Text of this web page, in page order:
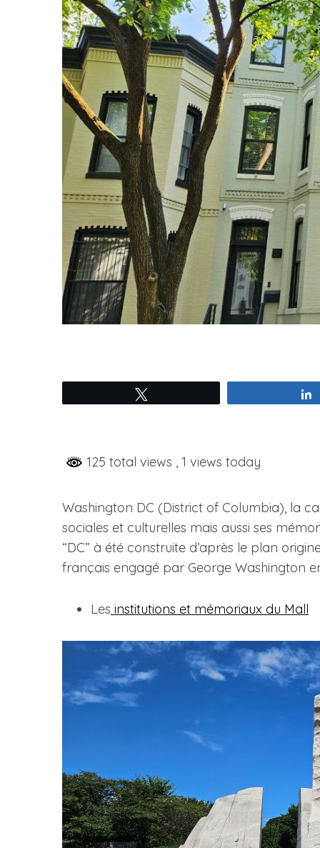
125 total views , 1 views today
Washington DC (District of Columbia), la
sociales et culturelles mais aussi ses
“DC” à été construite d’après le plan
français engagé par George Washington en
Les institutions et mémoriaux du Mall